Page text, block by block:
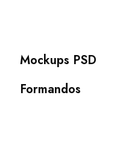
Mockups PSD
Formandos